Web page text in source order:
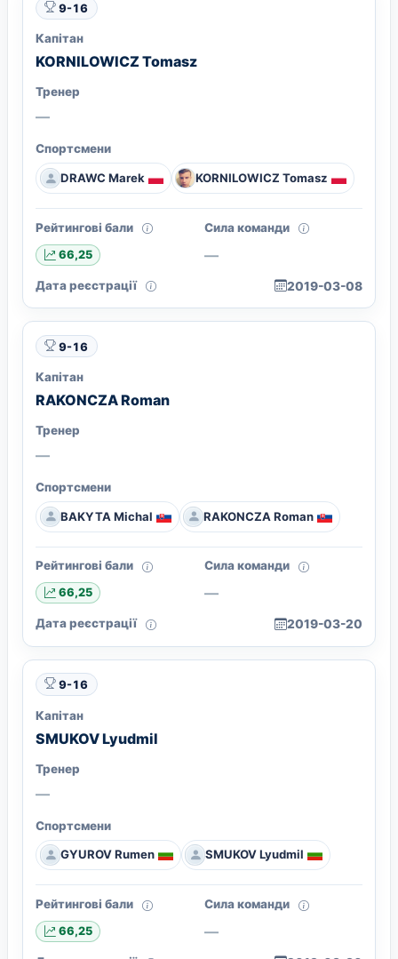
9-16
Капітан
KORNILOWICZ Tomasz
Тренер
—
Спортсмени
DRAWC Marek KORNILOWICZ Tomasz
Рейтингові бали
66,25
Сила команди
—
Дата реєстрації 2019-03-08
9-16
Капітан
RAKONCZA Roman
Тренер
—
Спортсмени
BAKYTA Michal RAKONCZA Roman
Рейтингові бали
66,25
Сила команди
—
Дата реєстрації 2019-03-20
9-16
Капітан
SMUKOV Lyudmil
Тренер
—
Спортсмени
GYUROV Rumen SMUKOV Lyudmil
Рейтингові бали
66,25
Сила команди
—